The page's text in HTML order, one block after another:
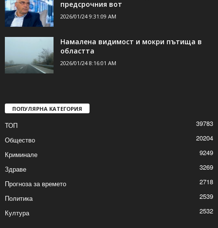
предсрочния вот
2026/01/24 9:31:09 AM
Намалена видимост и мокри пътища в
областта
2026/01/24 8:16:01 AM
ПОПУЛЯРНА КАТЕГОРИЯ
ТОП
39783
Общество
20204
Криминале
9249
Здраве
3269
Прогноза за времето
2718
Политика
2539
Култура
2532